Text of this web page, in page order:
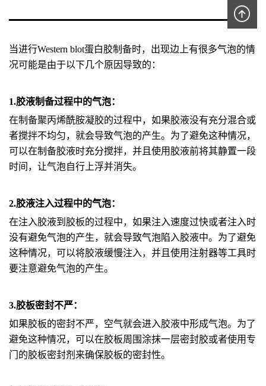
当进行Western blot蛋白胶制备时，出现边上有很多气泡的情
况可能是由于以下几个原因导致的：
1.胶液制备过程中的气泡：
在制备聚丙烯酰胺凝胶的过程中，如果胶液没有充分混合或
者搅拌不均匀，就会导致气泡的产生。为了避免这种情况，
可以在制备胶液时充分搅拌，并且使用胶液前将其静置一段
时间，让气泡自行上浮并消失。
2.胶液注入过程中的气泡：
在注入胶液到胶板的过程中，如果注入速度过快或者注入时
没有避免气泡的产生，就会导致气泡陷入胶液中。为了避免
这种情况，可以将胶液缓慢注入，并且使用注射器等工具时
要注意避免气泡的产生。
3.胶板密封不严：
如果胶板的密封不严，空气就会进入胶液中形成气泡。为了
避免这种情况，可以在胶板周围涂抹一层密封胶或者使用专
门的胶板密封剂来确保胶板的密封性。